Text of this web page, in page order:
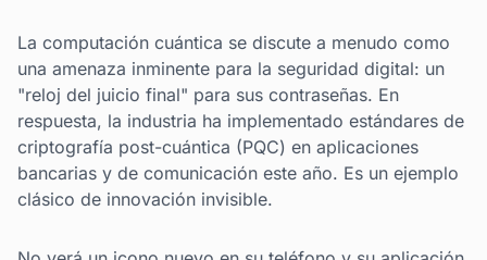
La computación cuántica se discute a menudo como
una amenaza inminente para la seguridad digital: un
"reloj del juicio final" para sus contraseñas. En
respuesta, la industria ha implementado estándares de
criptografía post-cuántica (PQC) en aplicaciones
bancarias y de comunicación este año. Es un ejemplo
clásico de innovación invisible.